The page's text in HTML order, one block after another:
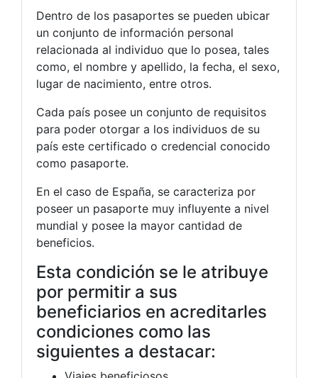
Dentro de los pasaportes se pueden ubicar
un conjunto de información personal
relacionada al individuo que lo posea, tales
como, el nombre y apellido, la fecha, el sexo,
lugar de nacimiento, entre otros.
Cada país posee un conjunto de requisitos
para poder otorgar a los individuos de su
país este certificado o credencial conocido
como pasaporte.
En el caso de España, se caracteriza por
poseer un pasaporte muy influyente a nivel
mundial y posee la mayor cantidad de
beneficios.
Esta condición se le atribuye
por permitir a sus
beneficiarios en acreditarles
condiciones como las
siguientes a destacar: